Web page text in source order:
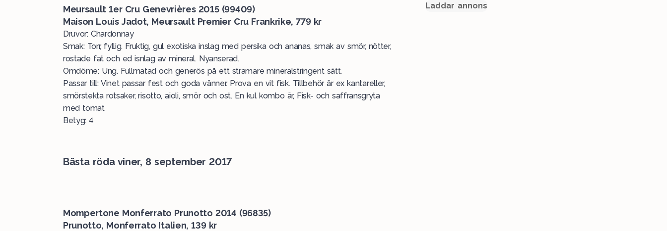
Meursault 1er Cru Genevrières 2015 (99409)
Maison Louis Jadot, Meursault Premier Cru Frankrike, 779 kr
Druvor: Chardonnay
Smak: Torr, fyllig. Fruktig, gul exotiska inslag med persika och ananas, smak av smör, nötter,
rostade fat och ed isnlag av mineral. Nyanserad.
Omdöme: Ung. Fullmatad och generös på ett stramare mineralstringent sätt.
Passar till: Vinet passar fest och goda vänner. Prova en vit fisk. Tillbehör är ex kantareller,
smörstekta rotsaker, risotto, aioli, smör och ost. En kul kombo är, Fisk- och saffransgryta
med tomat
Betyg: 4
Bästa röda viner, 8 september 2017
Mompertone Monferrato Prunotto 2014 (96835)
Prunotto, Monferrato Italien, 139 kr
Laddar annons